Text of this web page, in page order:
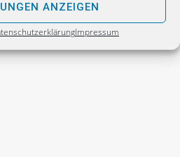
ANZEIGEN
Impressum